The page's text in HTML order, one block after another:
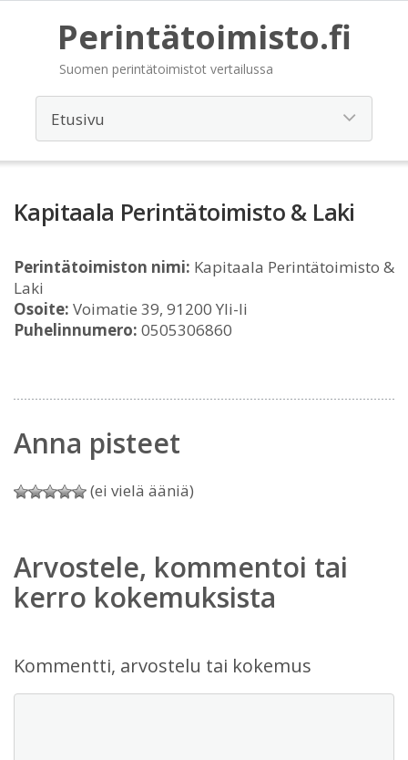
Perintätoimisto.fi
Suomen perintätoimistot vertailussa
Kapitaala Perintätoimisto & Laki
Perintätoimiston nimi: Kapitaala Perintätoimisto &
Laki
Osoite: Voimatie 39, 91200 Yli-Ii
Puhelinnumero: 0505306860
Anna pisteet
(ei vielä ääniä)
Arvostele, kommentoi tai
kerro kokemuksista
Kommentti, arvostelu tai kokemus